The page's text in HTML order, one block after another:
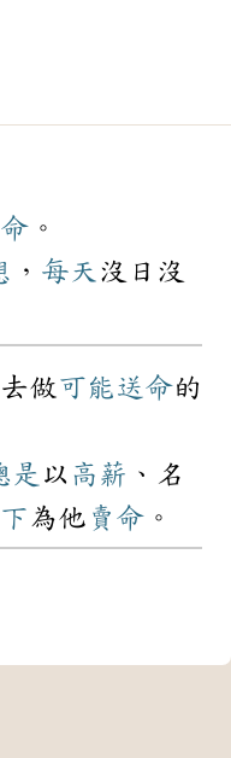
。
， 每天 沒日沒
做可能送命的
是 以 高薪 、名
為他 賣命 。